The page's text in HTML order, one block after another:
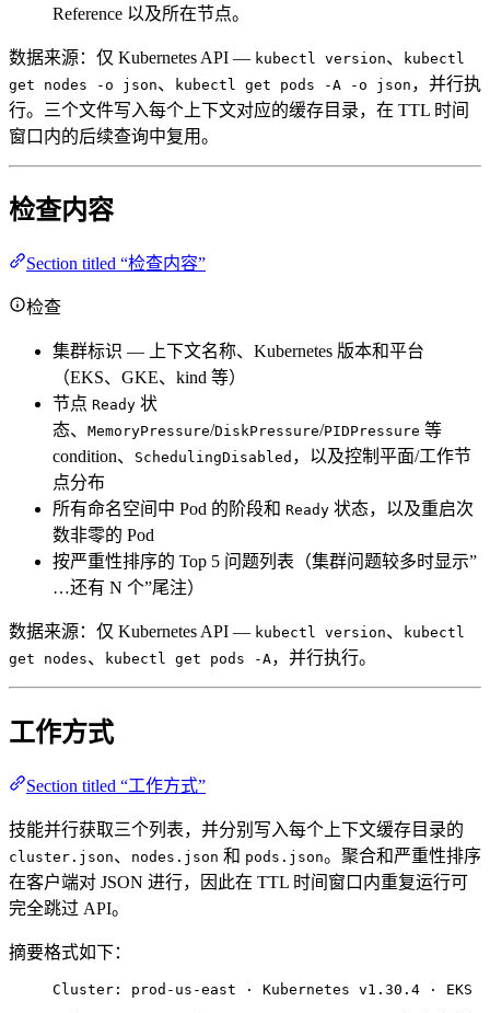
Reference 以及所在节点。
数据来源：仅 Kubernetes API — kubectl version、
kubectl
get nodes -o json、 kubectl get pods -A -o json ，并行执
行。三个文件写入每个上下文对应的缓存目录，在 TTL 时间
窗口内的后续查询中复用。
检查内容
Section titled “检查内容”
检查
集群标识 — 上下文名称、Kubernetes 版本和平台
（EKS、GKE、kind 等）
节点 Ready 状
态、 MemoryPressure/DiskPressure/PIDPressure 等
condition、
SchedulingDisabled ，以及控制平面/工作节
点分布
所有命名空间中 Pod 的阶段和 Ready 状态，以及重启次
数非零的 Pod
按严重性排序的 Top 5 问题列表（集群问题较多时显示”
…还有 N 个”尾注）
数据来源：仅 Kubernetes API — kubectl version、
kubectl
get nodes、 kubectl get pods -A，并行执行。
工作方式
Section titled “工作方式”
技能并行获取三个列表，并分别写入每个上下文缓存目录的
cluster.json、 nodes.json 和 pods.json。聚合和严重性排序
在客户端对 JSON 进行，因此在 TTL 时间窗口内重复运行可
完全跳过 API。
摘要格式如下：
Cluster: prod-us-east · Kubernetes v1.30.4 · EKS